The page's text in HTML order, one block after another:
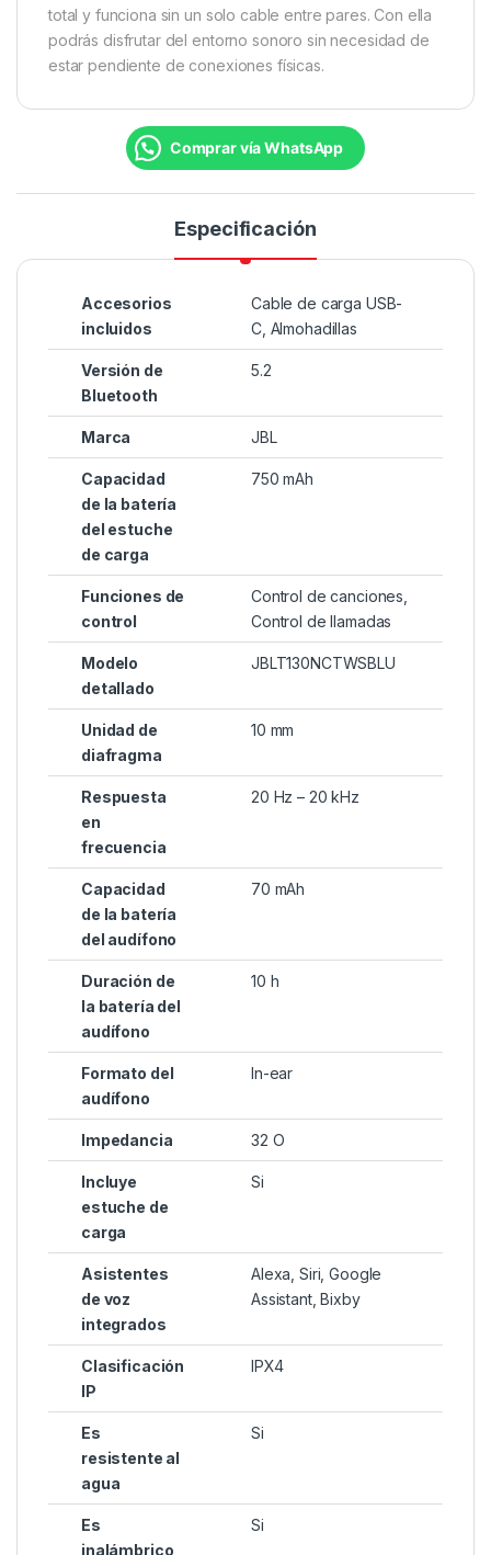
total y funciona sin un solo cable entre pares. Con ella
podrás disfrutar del entorno sonoro sin necesidad de
estar pendiente de conexiones físicas.
Comprar vía WhatsApp
Especificación
Accesorios
incluidos
Cable de carga USB-
C, Almohadillas
Versión de
Bluetooth
5.2
Marca JBL
Capacidad
de la batería
del estuche
de carga
750 mAh
Funciones de
control
Control de canciones,
Control de llamadas
Modelo
detallado
JBLT130NCTWSBLU
Unidad de
diafragma
10 mm
Respuesta
en
frecuencia
20 Hz – 20 kHz
Capacidad
de la batería
del audífono
70 mAh
Duración de
la batería del
audífono
10 h
Formato del
audífono
In-ear
Impedancia 32 O
Incluye
estuche de
carga
Si
Asistentes
de voz
integrados
Alexa, Siri, Google
Assistant, Bixby
Clasificación
IP
IPX4
Es
resistente al
agua
Si
Es
inalámbrico
Si